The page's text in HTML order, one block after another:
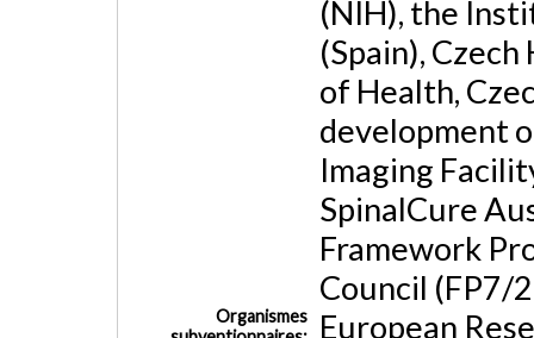
Organismes
(NIH), the
(Spain),
of Health,
development
Imaging
SpinalCure
Framework
Council (FP7/
European